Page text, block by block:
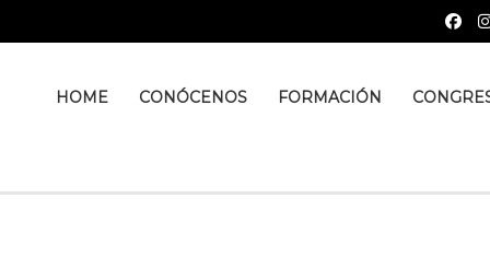
HOME CONÓCENOS FORMACIÓN